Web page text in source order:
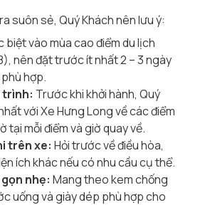
suôn sẻ, Quý Khách nên lưu ý:
biệt vào mùa cao điểm du lịch
nên đặt trước ít nhất 2 – 3 ngày
hợp.
trình: Trước khi khởi hành, Quý
với Xe Hưng Long về các điểm
tại mỗi điểm và giờ quay về.
trên xe: Hỏi trước về điều hòa,
ích khác nếu có nhu cầu cụ thể.
nhẹ: Mang theo kem chống
uống và giày dép phù hợp cho